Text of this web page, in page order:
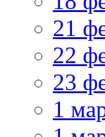
21
22
23
1